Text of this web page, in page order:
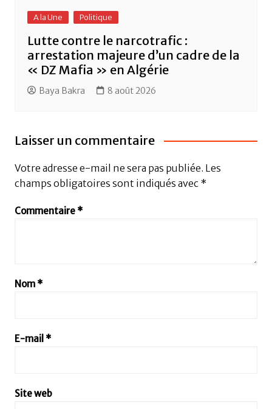
A la Une Politique
Lutte contre le narcotrafic :
arrestation majeure d’un cadre de la
« DZ Mafia » en Algérie
Baya Bakra 8 août 2026
Laisser un commentaire
Votre adresse e-mail ne sera pas publiée. Les
champs obligatoires sont indiqués avec *
Commentaire *
Nom *
E-mail *
Site web